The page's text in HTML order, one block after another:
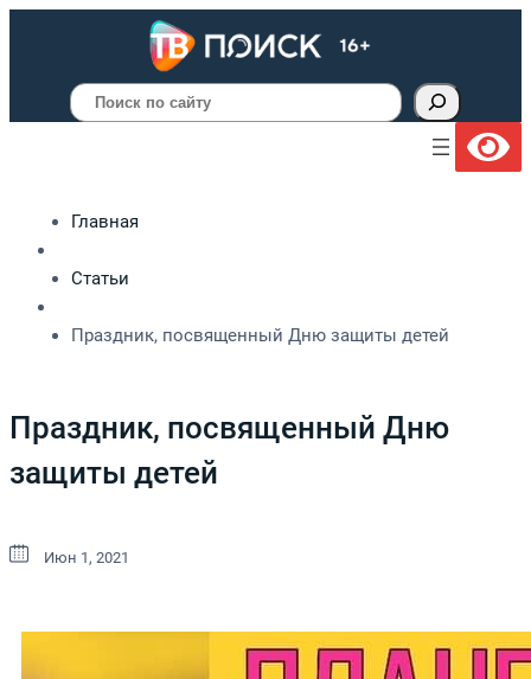
Поиск
Главная
Статьи
Праздник, посвященный Дню защиты детей
Праздник, посвященный Дню
защиты детей
Июн 1, 2021